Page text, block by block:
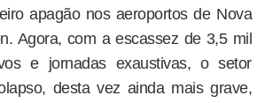
apagão nos aeroportos de Nova
Agora, com a escassez de 3,5 mil
e jornadas exaustivas, o setor
desta vez ainda mais grave,